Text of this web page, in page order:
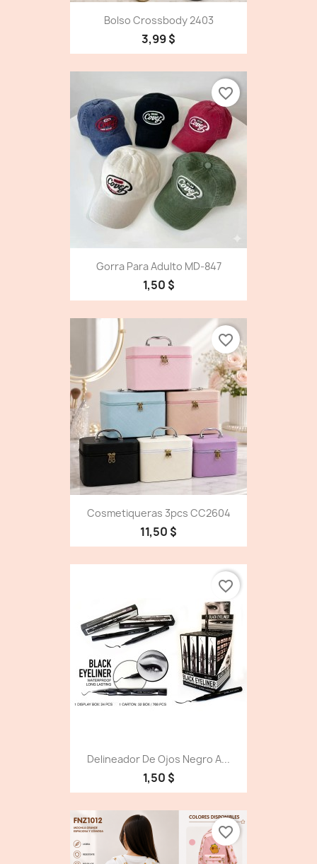
Bolso Crossbody 2403
3,99 $
Gorra Para Adulto MD-847
1,50 $
favorite_border
Cosmetiqueras 3pcs CC2604
11,50 $
favorite_border
Delineador De Ojos Negro A...
1,50 $
favorite_border
favorite_border